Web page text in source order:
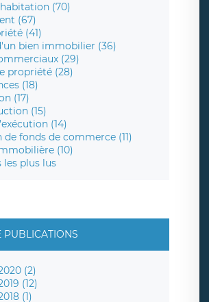
(70)
(67)
(41)
bien immobilier (36)
(29)
propriété (28)
(18)
(17)
(15)
(14)
de fonds de commerce (11)
(10)
les plus lus
PUBLICATIONS
(2)
(12)
(1)